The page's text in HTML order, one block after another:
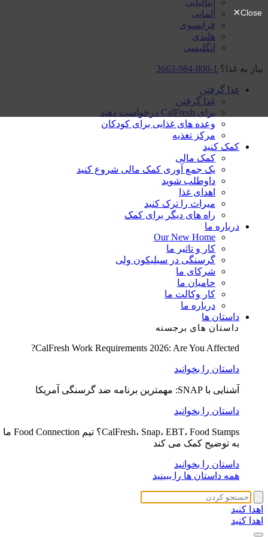
ایتالیایی
آلمانی
فرانسوی
هلندی
انگلیسی
نیاز به غذا؟ 1-800-984-3663
غذا گرفتن
غذا گرفتن
برای CalFresh درخواست دهید
وعده های غذایی برای کودکان
مرکز تغذیه
کمک کنید
کمک مالی
یک جمع آوری کمک مالی شروع کنید
داوطلب شوید
اهدای غذا
میراث را ترک کنید
راه های دیگر برای کمک
درباره ما
Our New Home
کار و تاثیر ما
گرسنگی در سیلیکون ولی
شرکای ما
حامیان ما
کار وکالت ما
درباره ما
داستان ها
داستان های برجسته
CalFresh Work Requirements 2026: Are You Affected?
داستان را بخوانید
آشنایی با SNAP: مهمترین برنامه ضد گرسنگی آمریکا
داستان را بخوانید
CalFresh، Snap، EBT، Food Stamps؟ تیم Food Connection ما
به توضیح کمک می کند
داستان را بخوانید
همه داستان ها را ببینید
اهدا کنید
اهدا کنید